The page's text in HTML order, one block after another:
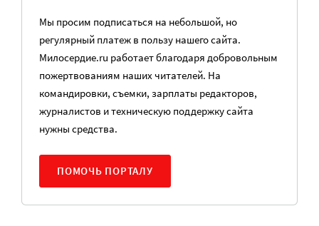
Мы просим подписаться на небольшой, но
регулярный платеж в пользу нашего сайта.
Милосердие.ru работает благодаря добровольным
пожертвованиям наших читателей. На
командировки, съемки, зарплаты редакторов,
журналистов и техническую поддержку сайта
нужны средства.
ПОМОЧЬ ПОРТАЛУ